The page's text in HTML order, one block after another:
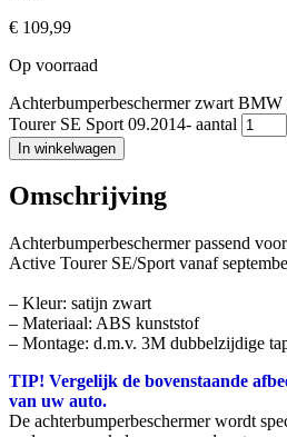
€ 109,99
Op voorraad
Achterbumperbeschermer zwart
Tourer SE Sport 09.2014- aantal
In winkelwagen
Omschrijving
Achterbumperbeschermer passend
Active Tourer SE/Sport vanaf
– Kleur: satijn zwart
– Materiaal: ABS kunststof
– Montage: d.m.v. 3M dubbelzijdige
TIP! Vergelijk de bovenstaande
van uw auto.
De achterbumperbeschermer wordt